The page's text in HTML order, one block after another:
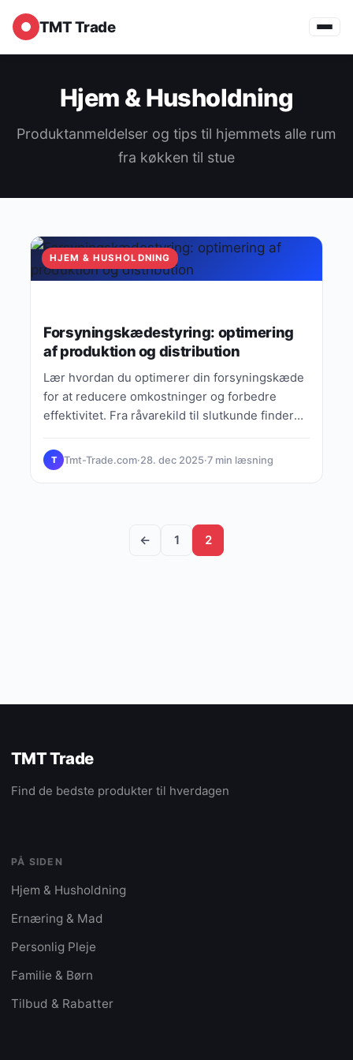
TMT Trade
Hjem & Husholdning
Produktanmeldelser og tips til hjemmets alle rum
fra køkken til stue
HJEM & HUSHOLDNING
Forsyningskædestyring: optimering
af produktion og distribution
Lær hvordan du optimerer din forsyningskæde
for at reducere omkostninger og forbedre
effektivitet. Fra råvarekild til slutkunde finder
T Tmt-Trade.com·28. dec 2025·7 min læsning
← 1 2
TMT Trade
Find de bedste produkter til hverdagen
PÅ SIDEN
Hjem & Husholdning
Ernæring & Mad
Personlig Pleje
Familie & Børn
Tilbud & Rabatter